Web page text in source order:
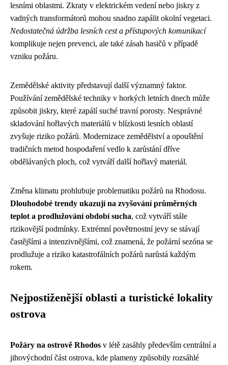
lesními oblastmi. Zkraty v elektrickém vedení nebo jiskry z
vadných transformátorů mohou snadno zapálit okolní vegetaci.
Nedostatečná údržba lesních cest a přístupových komunikací
komplikuje nejen prevenci, ale také zásah hasičů v případě
vzniku požáru.
Zemědělské aktivity představují další významný faktor.
Používání zemědělské techniky v horkých letních dnech může
způsobit jiskry, které zapálí suché travní porosty. Nesprávné
skladování hořlavých materiálů v blízkosti lesních oblastí
zvyšuje riziko požárů. Modernizace zemědělství a opouštění
tradičních metod hospodaření vedlo k zarůstání dříve
obdělávaných ploch, což vytváří další hořlavý materiál.
Změna klimatu prohlubuje problematiku požárů na Rhodosu.
Dlouhodobé trendy ukazují na zvyšování průměrných
teplot a prodlužování období sucha, což vytváří stále
rizikovější podmínky. Extrémní povětrnostní jevy se stávají
častějšími a intenzivnějšími, což znamená, že požární sezóna se
prodlužuje a riziko katastrofálních požárů narůstá každým
rokem.
Nejpostiženější oblasti a turistické lokality
ostrova
Požáry na ostrově Rhodos v létě zasáhly především centrální a
jihovýchodní část ostrova, kde plameny způsobily rozsáhlé